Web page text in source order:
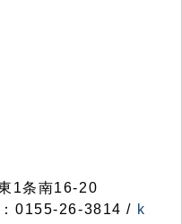
1条南16-20
0155-26-3814 / k